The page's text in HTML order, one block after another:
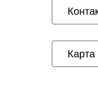
Карта